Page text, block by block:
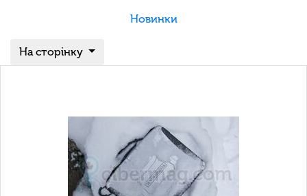
Новинки
На сторінку